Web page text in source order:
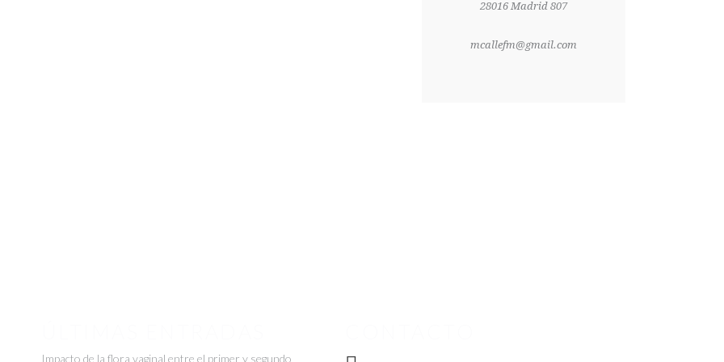
28016 Madrid 807
mcallefm@gmail.com
Impacto de la flora vaginal entre el primer y segundo